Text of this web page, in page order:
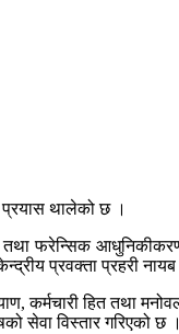
प्रयास थालेको छ ।
तथा फरेन्सिक
प्रवक्ता प्रहरी नायब
कर्मचारी हित तथा
सेवा विस्तार गरिएको छ ।